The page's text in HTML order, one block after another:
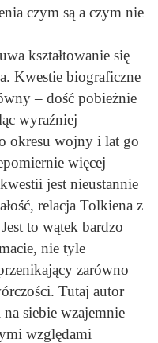
czym są a czym nie
kształtowanie się
Kwestie biograficzne
– dość pobieżnie
wyraźniej
okresu wojny i lat go
więcej
jest nieustannie
relacja Tolkiena z
to wątek bardzo
nie tyle
zarówno
Tutaj autor
siebie wzajemnie
względami